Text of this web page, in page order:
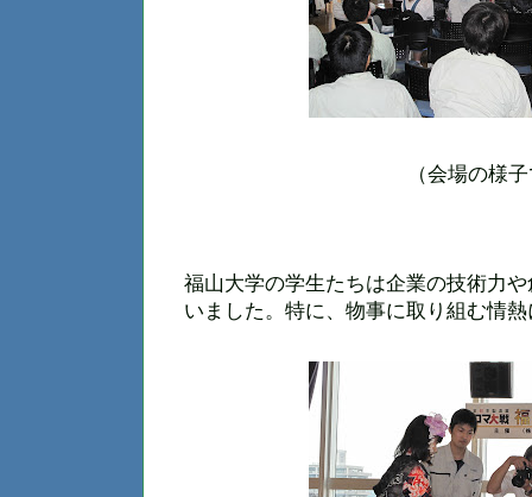
（会場の様
福山大学の学生たちは企業の技術力
いました。特に、物事に取り組む情